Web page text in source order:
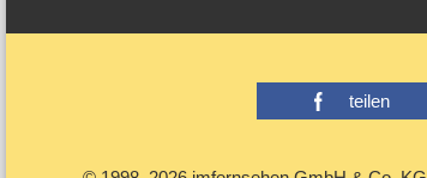
teilen